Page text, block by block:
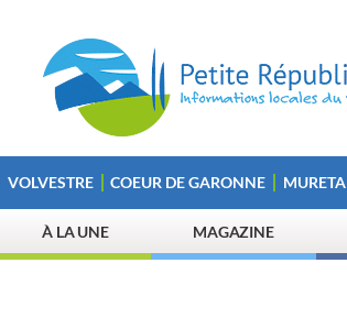
VOLVESTRE COEUR DE GARONNE
À LA UNE MAGAZINE